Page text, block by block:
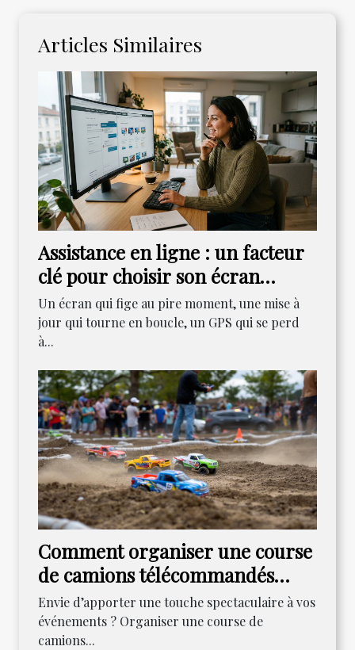
Articles Similaires
Assistance en ligne : un facteur
clé pour choisir son écran
aujourd’hui ?
Un écran qui fige au pire moment, une mise à
jour qui tourne en boucle, un GPS qui se perd
à...
Comment organiser une course
de camions télécommandés
pour dynamiser vos
rassemblements ?
Envie d’apporter une touche spectaculaire à vos
événements ? Organiser une course de
camions...